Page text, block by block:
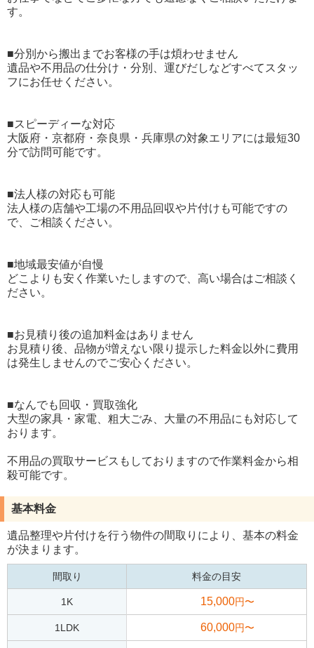
す。
■分別から搬出までお客様の手は煩わせません
遺品や不用品の仕分け・分別、運びだしなどすべてスタッ
フにお任せください。
■スピーディーな対応
大阪府・京都府・奈良県・兵庫県の対象エリアには最短30
分で訪問可能です。
■法人様の対応も可能
法人様の店舗や工場の不用品回収や片付けも可能ですの
で、ご相談ください。
■地域最安値が自慢
どこよりも安く作業いたしますので、高い場合はご相談く
ださい。
■お見積り後の追加料金はありません
お見積り後、品物が増えない限り提示した料金以外に費用
は発生しませんのでご安心ください。
■なんでも回収・買取強化
大型の家具・家電、粗大ごみ、大量の不用品にも対応して
おります。
不用品の買取サービスもしておりますので作業料金から相
殺可能です。
基本料金
遺品整理や片付けを行う物件の間取りにより、基本の料金
が決まります。
間取り 料金の目安
1K 15,000円〜
1LDK 60,000円〜